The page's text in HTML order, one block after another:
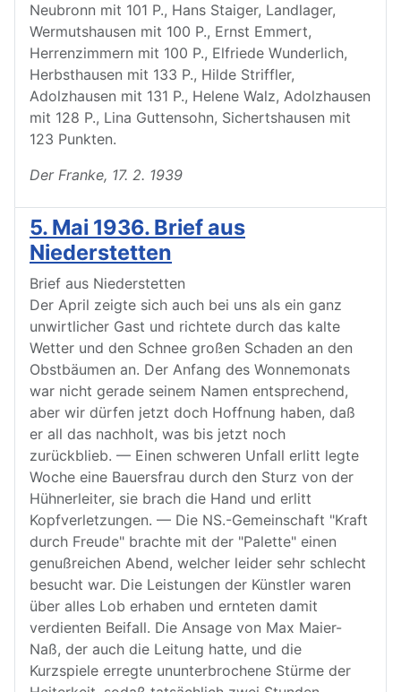
Neubronn mit 101 P., Hans Staiger, Landlager,
Wermutshausen mit 100 P., Ernst Emmert,
Herrenzimmern mit 100 P., Elfriede Wunderlich,
Herbsthausen mit 133 P., Hilde Striffler,
Adolzhausen mit 131 P., Helene Walz, Adolzhausen
mit 128 P., Lina Guttensohn, Sichertshausen mit
123 Punkten.
Der Franke, 17. 2. 1939
5. Mai 1936. Brief aus
Niederstetten
Brief aus Niederstetten
Der April zeigte sich auch bei uns als ein ganz
unwirtlicher Gast und richtete durch das kalte
Wetter und den Schnee großen Schaden an den
Obstbäumen an. Der Anfang des Wonnemonats
war nicht gerade seinem Namen entsprechend,
aber wir dürfen jetzt doch Hoffnung haben, daß
er all das nachholt, was bis jetzt noch
zurückblieb. — Einen schweren Unfall erlitt legte
Woche eine Bauersfrau durch den Sturz von der
Hühnerleiter, sie brach die Hand und erlitt
Kopfverletzungen. — Die NS.-Gemeinschaft "Kraft
durch Freude" brachte mit der "Palette" einen
genußreichen Abend, welcher leider sehr schlecht
besucht war. Die Leistungen der Künstler waren
über alles Lob erhaben und ernteten damit
verdienten Beifall. Die Ansage von Max Maier-
Naß, der auch die Leitung hatte, und die
Kurzspiele erregte ununterbrochene Stürme der